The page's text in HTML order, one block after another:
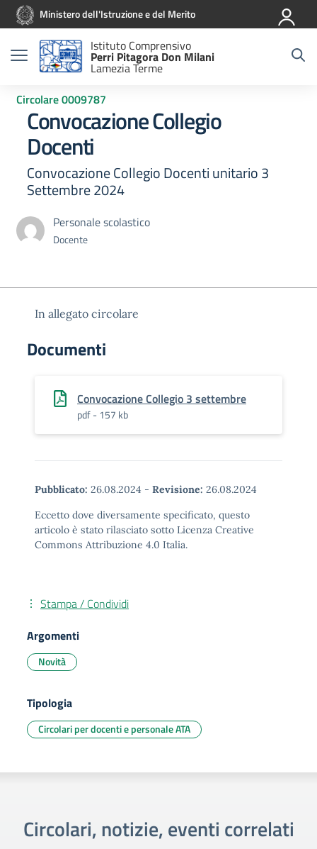
Vai ai contenuti
Vai al menu di navigazione
Vai al footerMinistero dell'Istruzione e del Merito
Istituto Comprensivo
Perri Pitagora Don Milani
Lamezia Terme
Circolare 0009787
Convocazione Collegio
Docenti
Convocazione Collegio Docenti unitario 3
Settembre 2024
Personale scolastico
Docente
In allegato circolare
Documenti
Convocazione Collegio 3 settembre
pdf - 157 kb
Pubblicato: 26.08.2024 - Revisione: 26.08.2024
Eccetto dove diversamente specificato, questo
articolo è stato rilasciato sotto Licenza Creative
Commons Attribuzione 4.0 Italia.
Stampa / Condividi
Argomenti
Novità
Tipologia
Circolari per docenti e personale ATA
Circolari, notizie, eventi correlati